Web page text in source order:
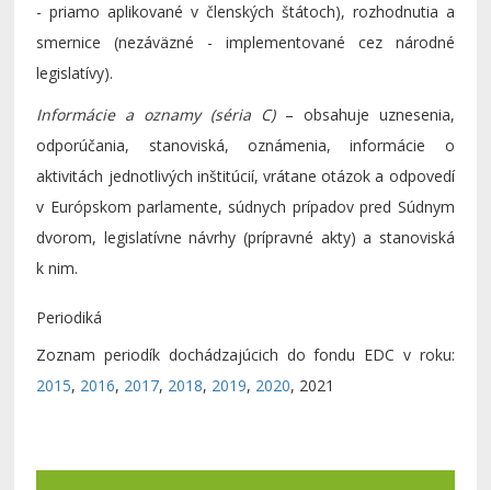
- priamo aplikované v členských štátoch), rozhodnutia a
smernice (nezáväzné - implementované cez národné
legislatívy).
Informácie a oznamy (séria C)– obsahuje uznesenia,
odporúčania, stanoviská, oznámenia, informácie o
aktivitách jednotlivých inštitúcií, vrátane otázok a odpovedí
v Európskom parlamente, súdnych prípadov pred Súdnym
dvorom, legislatívne návrhy (prípravné akty) a stanoviská
k nim.
Periodiká
Zoznam periodík dochádzajúcich do fondu EDC v roku:
2015, 2016, 2017, 2018, 2019, 2020, 2021